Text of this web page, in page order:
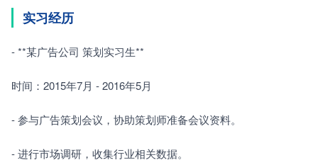
实习经历
- **某广告公司 策划实习生**
时间：2015年7月 - 2016年5月
- 参与广告策划会议，协助策划师准备会议资料。
- 进行市场调研，收集行业相关数据。